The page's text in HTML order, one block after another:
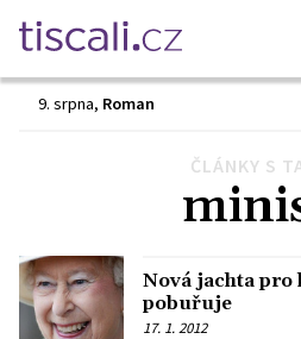
9. srpna, Roman
ČLÁNKY S
Nová jachta
pobuřuje
17. 1. 2012